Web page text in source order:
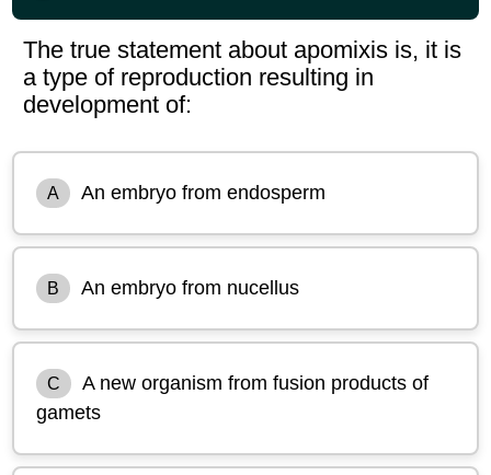
The true statement about apomixis is, it is
a type of reproduction resulting in
development of:
A An embryo from endosperm
B An embryo from nucellus
C
A new organism from fusion products of
gamets